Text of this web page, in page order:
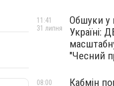
Обшуки у
Україні:
"Чесний
11:41
31 липня
Кабмін
08:00